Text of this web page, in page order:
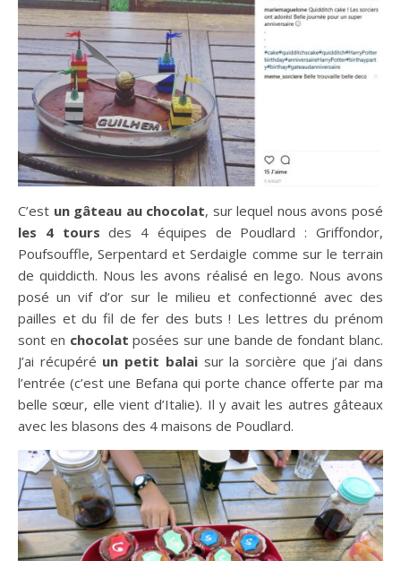
C’est un gâteau au chocolat, sur lequel nous avons posé
les 4 tours des 4 équipes de Poudlard : Griffondor,
Poufsouffle, Serpentard et Serdaigle comme sur le terrain
de quiddicth. Nous les avons réalisé en lego. Nous avons
posé un vif d’or sur le milieu et confectionné avec des
pailles et du fil de fer des buts ! Les lettres du prénom
sont en chocolat posées sur une bande de fondant blanc.
J’ai récupéré un petit balaisur la sorcière que j’ai dans
l’entrée (c’est une Befana qui porte chance offerte par ma
belle sœur, elle vient d’Italie). Il y avait les autres gâteaux
avec les blasons des 4 maisons de Poudlard.